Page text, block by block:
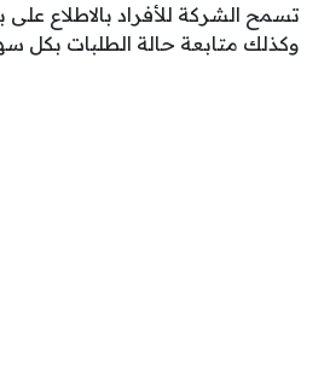
تسمح الشركة للأفراد بالاطلاع على
وكذلك متابعة حالة الطلبات بكل